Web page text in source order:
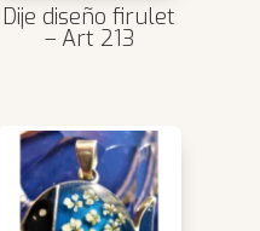
Dije diseño firulet
– Art 213